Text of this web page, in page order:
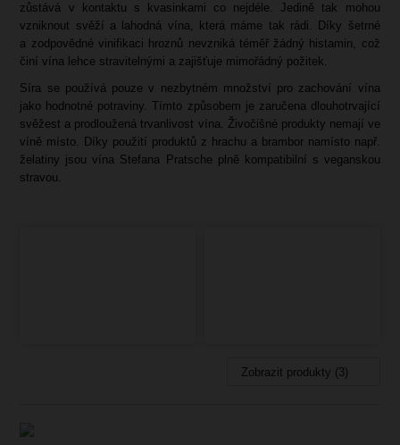
zůstává v kontaktu s kvasinkami co nejdéle. Jedině tak mohou
vzniknout svěží a lahodná vína, která máme tak rádi. Díky šetrné
a zodpovědné vinifikaci hroznů nevzniká téměř žádný histamin, což
činí vína lehce stravitelnými a zajišťuje mimořádný požitek.
Síra se používá pouze v nezbytném množství pro zachování vína
jako hodnotné potraviny. Tímto způsobem je zaručena dlouhotrvající
svěžest a prodloužená trvanlivost vína. Živočišné produkty nemají ve
víně místo. Díky použití produktů z hrachu a brambor namísto např.
želatiny jsou vína Stefana Pratsche plně kompatibilní s veganskou
stravou.
Zobrazit produkty (3)